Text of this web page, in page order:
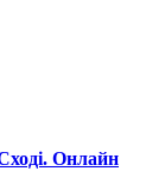
Онлайн